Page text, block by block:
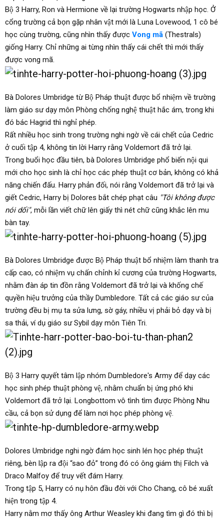
Bộ 3 Harry, Ron và Hermione về lại trường Hogwarts nhập học. Ở
cổng trường cả bọn gặp nhân vật mới là Luna Lovewood, 1 cô bé
học cùng trường, cũng nhìn thấy được Vong mã (Thestrals)
giống Harry. Chỉ những ai từng nhìn thấy cái chết thì mới thấy
được vong mã.
Bà Dolores Umbridge từ Bộ Pháp thuật được bổ nhiệm về trường
làm giáo sư dạy môn Phòng chống nghệ thuật hắc ám, trong khi
đó bác Hagrid thì nghỉ phép.
Rất nhiều học sinh trong trường nghi ngờ về cái chết của Cedric
ở cuối tập 4, không tin lời Harry rằng Voldemort đã trở lại.
Trong buổi học đầu tiên, bà Dolores Umbridge phổ biến nội qui
mới cho học sinh là chỉ học các phép thuật cơ bản, không có khả
năng chiến đấu. Harry phản đối, nói rằng Voldemort đã trở lại và
giết Cedric, Harry bị Dolores bắt chép phạt câu "Tôi không được
nói dối", mỗi lần viết chữ lên giấy thì nét chữ cũng khắc lên mu
bàn tay.
Bà Dolores Umbridge được Bộ Pháp thuật bổ nhiệm làm thanh tra
cấp cao, có nhiệm vụ chấn chỉnh kỉ cương của trường Hogwarts,
nhằm đàn áp tin đồn rằng Voldemort đã trở lại và khống chế
quyền hiệu trưởng của thầy Dumbledore. Tất cả các giáo sư của
trường đều bị mụ ta sửa lưng, sờ gáy, nhiều vị phải bỏ dạy và bị
sa thải, ví dụ giáo sư Sybil dạy môn Tiên Tri.
Bộ 3 Harry quyết tâm lập nhóm Dumbledore's Army để dạy các
học sinh phép thuật phòng vệ, nhằm chuẩn bị ứng phó khi
Voldemort đã trở lại. Longbottom vô tình tìm được Phòng Nhu
cầu, cả bọn sử dụng để làm nơi học phép phòng vệ.
Dolores Umbridge nghi ngờ đám học sinh lén học phép thuật
riêng, bèn lập ra đội “sao đỏ” trong đó có ông giám thị Filch và
Draco Malfoy để truy vết đám Harry.
Trong tập 5, Harry có nụ hôn đầu đời với Cho Chang, cô bé xuất
hiện trong tập 4.
Harry nằm mơ thấy ông Arthur Weasley khi đang tìm gì đó thì bị